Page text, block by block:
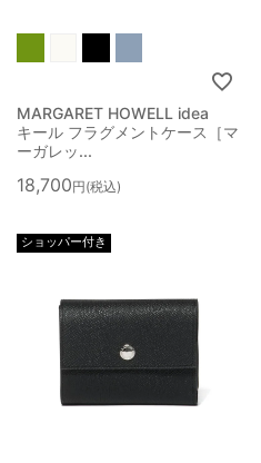
MARGARET HOWELL idea
キール フラグメントケース［マ
ーガレッ...
18,700 税込
ショッパー付き